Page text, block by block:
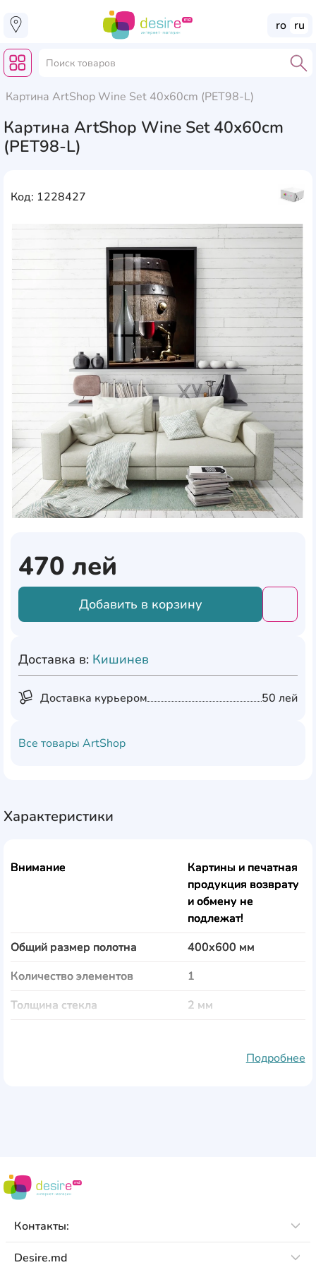
ro ru
Картина ArtShop Wine Set 40x60cm (PET98-L)
Картина ArtShop Wine Set 40x60cm
(PET98-L)
Код: 1228427
470 лей
Добавить в корзину
Доставка в: Кишинев
Доставка курьером 50 лей
Все товары ArtShop
Характеристики
Внимание
Картины и печатная
продукция возврату
и обмену не
подлежат!
Общий размер полотна
400x600 мм
Количество элементов
1
Толщина стекла
2 мм
Особенности
Подробнее
Контакты:
Desire.md